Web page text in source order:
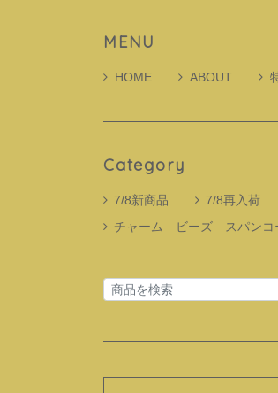
MENU
HOME ABOUT
Category
7/8新商品 7/8再入荷
チャーム ビーズ スパンコ